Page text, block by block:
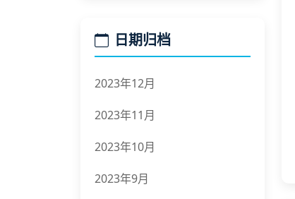
日期归档
2023年12月
2023年11月
2023年10月
2023年9月